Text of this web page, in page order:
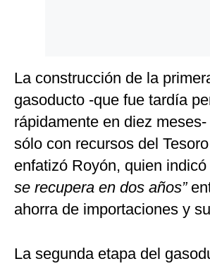
La construcción de la
gasoducto -que fue tardía
rápidamente en diez
sólo con recursos del
enfatizó Royón, quien indicó
se recupera en dos años”
ahorra de importaciones y
La segunda etapa del